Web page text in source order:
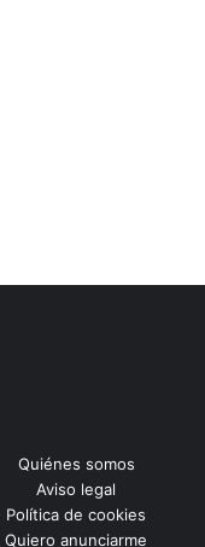
Quiénes somos
Aviso legal
Política de cookies
Quiero anunciarme